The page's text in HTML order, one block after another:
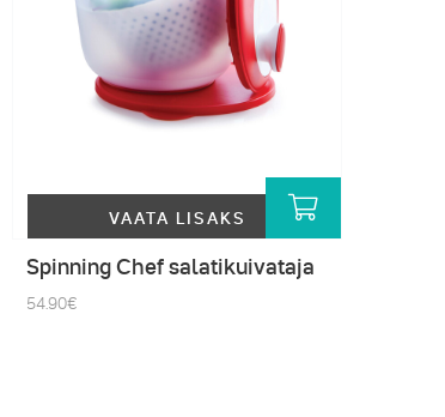
VAATA LISAKS
Spinning Chef salatikuivataja
54.90€